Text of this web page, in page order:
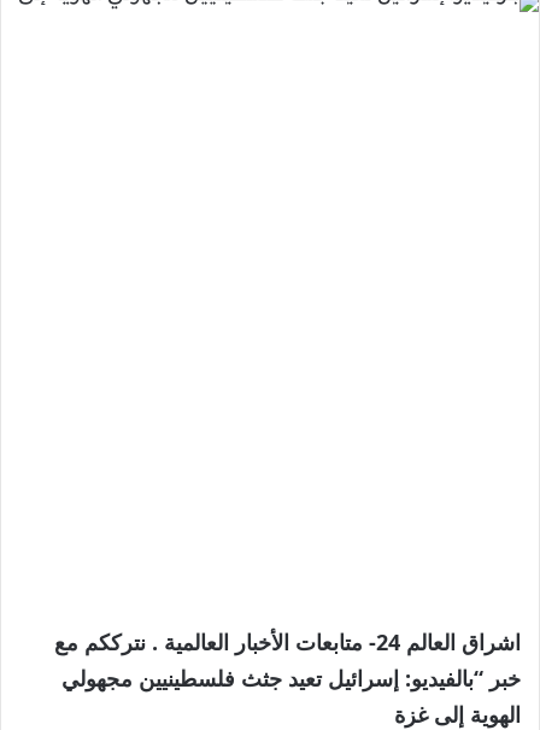
اشراق العالم 24- متابعات الأخبار العالمية . نترككم مع
خبر “بالفيديو: إسرائيل تعيد جثث فلسطينيين مجهولي
الهوية إلى غزة